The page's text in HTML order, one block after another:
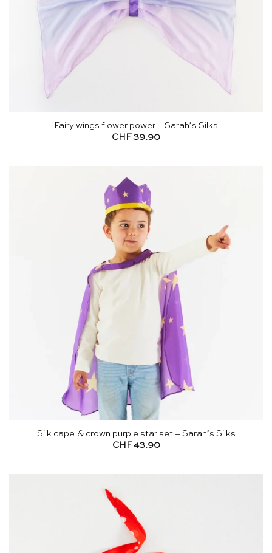
Fairy wings flower power – Sarah’s Silks
CHF 39.90
Silk cape & crown purple star set – Sarah’s Silks
CHF 43.90